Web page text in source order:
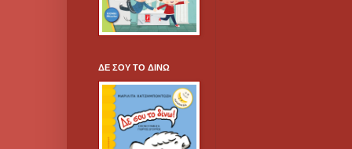
ΔΕ ΣΟΥ ΤΟ ΔΙΝΩ